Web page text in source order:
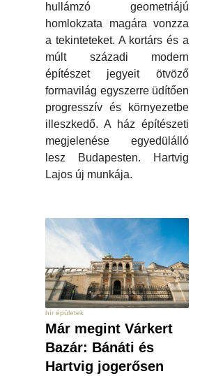
hullámzó geometriájú
homlokzata magára vonzza
a tekinteteket. A kortárs és a
múlt századi modern
építészet jegyeit ötvöző
formavilág egyszerre üdítően
progresszív és környezetbe
illeszkedő. A ház építészeti
megjelenése egyedülálló
lesz Budapesten. Hartvig
Lajos új munkája.
hír épületek
Már megint Várkert
Bazár: Bánáti és
Hartvig jogerősen